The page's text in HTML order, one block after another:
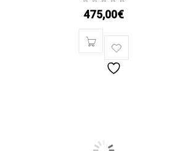
475,00€